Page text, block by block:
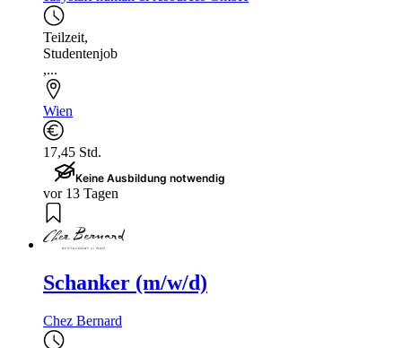
Teilzeit,
Studentenjob
,...
Wien
17,45 Std.
Keine Ausbildung notwendig
vor 13 Tagen
Schanker (m/w/d)
Chez Bernard